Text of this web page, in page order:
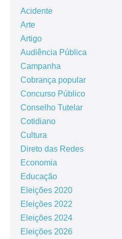
Acidente
Arte
Artigo
Audiência Pública
Campanha
Cobrança popular
Concurso Público
Conselho Tutelar
Cotidiano
Cultura
Direto das Redes
Economia
Educação
Eleições 2020
Eleições 2022
Eleições 2024
Eleições 2026